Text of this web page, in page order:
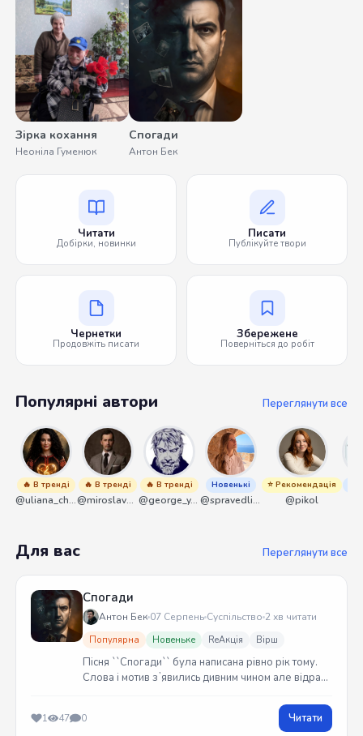
Зірка кохання
Неоніла Гуменюк
Спогади
Антон Бек
Читати
Добірки, новинки
Писати
Публікуйте твори
Чернетки
Продовжіть писати
Збережене
Поверніться до робіт
Популярні автори Переглянути все
🔥 В тренді
@uliana_chernenko
🔥 В тренді
@miroslavmaniyk
🔥 В тренді
@george_y_lawlett
Новенькі
@spravedliwa
⭐ Рекомендація
@pikol
Для вас Переглянути все
Спогади
Антон Бек 07 Серпень Суспільство 2 хв читати
Популярна Новеньке ReАкція Вірш
Пісня ``Спогади`` була написана рівно рік тому.
Слова і мотив зʼявились дивним чином але відразу
1 47 0 Читати